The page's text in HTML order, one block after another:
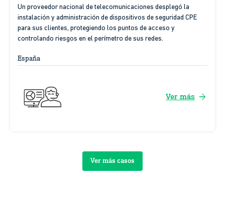
Un proveedor nacional de telecomunicaciones desplegó la
instalación y administración de dispositivos de seguridad CPE
para sus clientes, protegiendo los puntos de acceso y
controlando riesgos en el perímetro de sus redes.
España
Ver más arrow_forward
Ver más casos